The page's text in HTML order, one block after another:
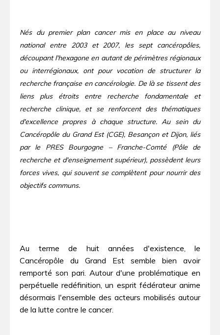
Nés du premier plan cancer mis en place au niveau
national entre 2003 et 2007, les sept cancéropôles,
découpant l'hexagone en autant de périmètres régionaux
ou interrégionaux, ont pour vocation de structurer la
recherche française en cancérologie. De là se tissent des
liens plus étroits entre recherche fondamentale et
recherche clinique, et se renforcent des thématiques
d'excellence propres à chaque structure. Au sein du
Cancéropôle du Grand Est (CGE), Besançon et Dijon, liés
par le PRES Bourgogne – Franche-Comté (Pôle de
recherche et d'enseignement supérieur), possèdent leurs
forces vives, qui souvent se complètent pour nourrir des
objectifs communs.
Au terme de huit années d'existence, le
Cancéropôle du Grand Est semble bien avoir
remporté son pari. Autour d'une problématique en
perpétuelle redéfinition, un esprit fédérateur anime
désormais l'ensemble des acteurs mobilisés autour
de la lutte contre le cancer.